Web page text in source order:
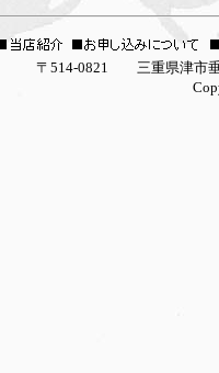
水2927-16 la
la galleria